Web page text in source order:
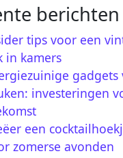
berichten
tips voor een
in kamers
gadgets
investeringen
een
zomerse avonden